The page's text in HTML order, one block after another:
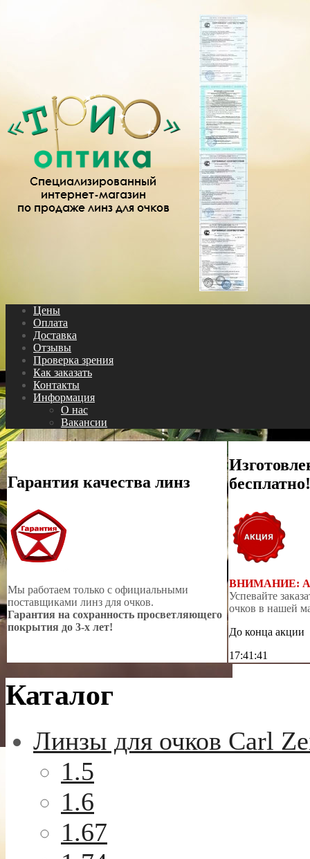
Цены
Оплата
Доставка
Отзывы
Проверка зрения
Как заказать
Контакты
Информация
О нас
Вакансии
Гарантия качества линз
Мы работаем только с официальными
поставщиками линз для очков.
Гарантия на сохранность просветляющего
покрытия до 3-х лет!
бесплатно!
ВНИМАНИЕ:
Успевайте
очков в нашей
До конца акции
17:41:40
Каталог
Линзы для очков Carl
1.5
1.6
1.67